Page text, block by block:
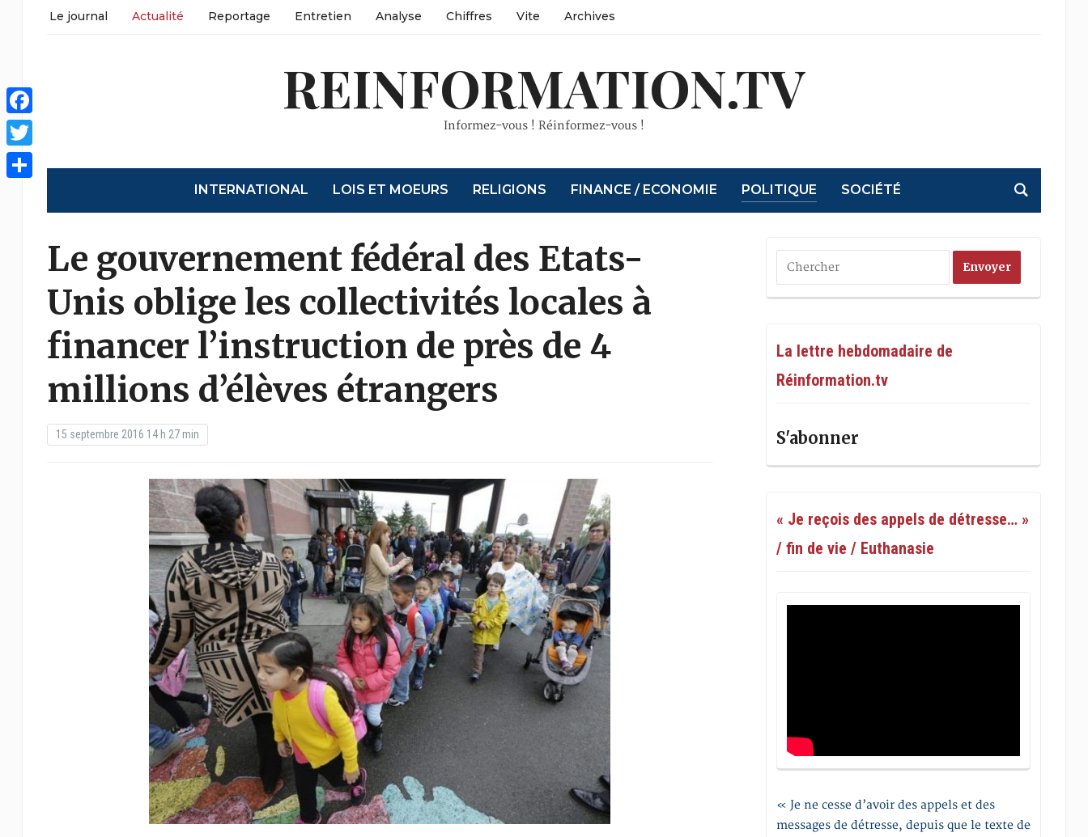
Le journal Actualité Reportage Entretien Analyse Chiffres Vite Archives
REINFORMATION.TV
Informez-vous ! Réinformez-vous !
INTERNATIONAL LOIS ET MOEURS RELIGIONS FINANCE / ECONOMIE POLITIQUE SOCIÉTÉ
Le gouvernement fédéral des Etats-
Unis oblige les collectivités locales à
financer l’instruction de près de 4
millions d’élèves étrangers
15 septembre 2016 14 h 27 min
La lettre hebdomadaire de
Réinformation.tv
S'abonner
« Je reçois des appels de détresse… »
/ fin de vie / Euthanasie
« Je ne cesse d’avoir des appels et des
messages de détresse, depuis que le texte de
Facebook
Twitter